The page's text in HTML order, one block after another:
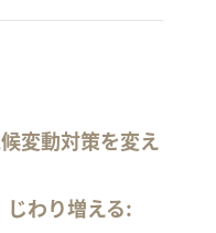
変動対策を変え
わり増える: